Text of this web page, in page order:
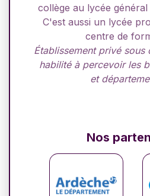
collège au lycée
C'est aussi un lycée
centre de
Établissement privé sous
habilité à percevoir les
et
Nos